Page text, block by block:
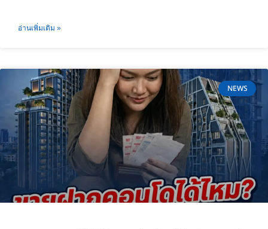
อ่านเพิ่มเติม »
NEWS